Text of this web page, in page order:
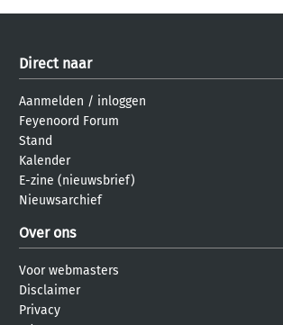
Direct naar
Aanmelden / inloggen
Feyenoord Forum
Stand
Kalender
E-zine (nieuwsbrief)
Nieuwsarchief
Over ons
Voor webmasters
Disclaimer
Privacy